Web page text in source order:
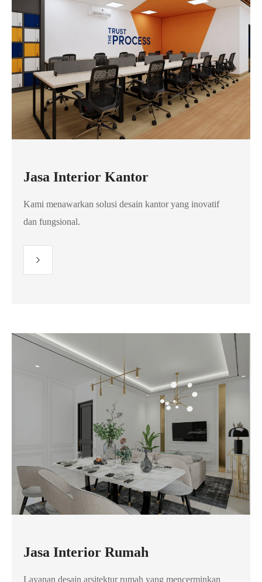
Jasa Interior Kantor
Kami menawarkan solusi desain kantor yang inovatif
dan fungsional.
Jasa Interior Rumah
Layanan desain arsitektur rumah yang mencerminkan